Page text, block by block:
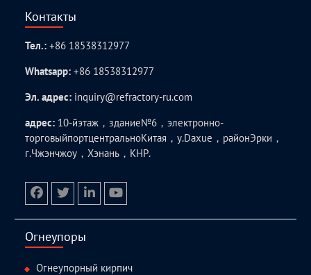
Контакты
Тел.:+86 18538312977
Whatsapp:+86 18538312977
Эл. адрес: inquiry@refractory-ru.com
адрес: 10-йэтаж，здание№6，электронно-
торговыйпортцентральноКитая，у.Daxue，районЭрки，
г.Чжэнчжоу，Хэнань，КНР.
Огнеупоры
Огнеупорный кирпич